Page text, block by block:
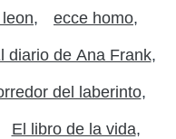
ecce homo
diario de Ana Frank
del laberinto
El libro de la vida